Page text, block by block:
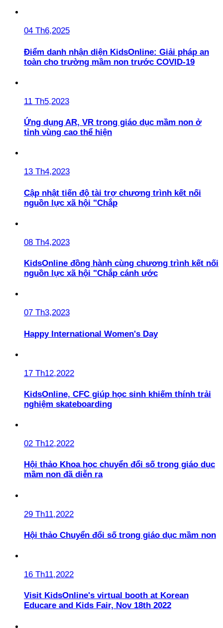
04 Th6,2025
Điểm danh nhận diện KidsOnline: Giải pháp an
toàn cho trường mầm non trước COVID-19
11 Th5,2023
Ứng dụng AR, VR trong giáo dục mầm non ở
tỉnh vùng cao thể hiện
13 Th4,2023
Cập nhật tiến độ tài trợ chương trình kết nối
nguồn lực xã hội "Chắp
08 Th4,2023
KidsOnline đồng hành cùng chương trình kết nối
nguồn lực xã hội "Chắp cánh ước
07 Th3,2023
Happy International Women's Day
17 Th12,2022
KidsOnline, CFC giúp học sinh khiếm thính trải
nghiệm skateboarding
02 Th12,2022
Hội thảo Khoa học chuyển đổi số trong giáo dục
mầm non đã diễn ra
29 Th11,2022
Hội thảo Chuyển đổi số trong giáo dục mầm non
16 Th11,2022
Visit KidsOnline's virtual booth at Korean
Educare and Kids Fair, Nov 18th 2022